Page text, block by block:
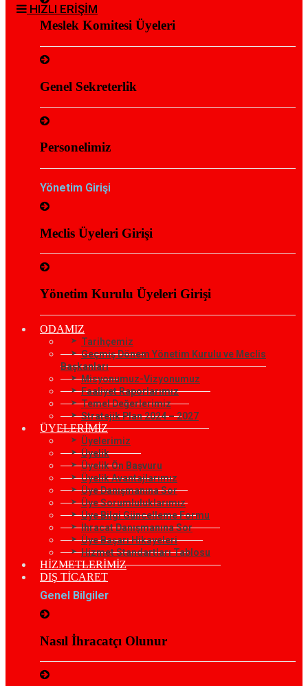
HIZLI ERİŞİM
Meslek Komitesi Üyeleri
Genel Sekreterlik
Personelimiz
Yönetim Girişi
Meclis Üyeleri Girişi
Yönetim Kurulu Üyeleri Girişi
ODAMIZ
Tarihçemiz
Geçmiş Dönem Yönetim Kurulu ve Meclis
Başkanları
Misyonumuz-Vizyonumuz
Faaliyet Raporlarımız
Temel Değerlerimiz
Stratejik Plan 2024 – 2027
ÜYELERİMİZ
Üyelerimiz
Üyelik
Üyelik Ön Başvuru
Üyelik Avantajlarımız
Üye Danışmanına Sor
Üye Sorumluluklarımız
Üye Bilgi Güncelleme Formu
İhracat Danışmanına Sor
Üye Başarı Hikayeleri
Hizmet Standartları Tablosu
HİZMETLERİMİZ
DIŞ TİCARET
Genel Bilgiler
Nasıl İhracatçı Olunur